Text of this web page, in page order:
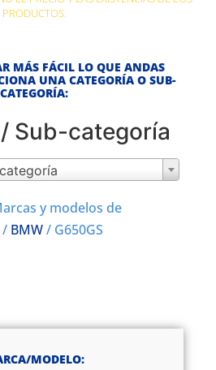
PRODUCTOS.
MÁS FÁCIL LO QUE ANDAS
UNA CATEGORÍA O SUB-
CATEGORÍA:
Sub-categoría
y modelos de
/ BMW/ G650GS
MODELO: